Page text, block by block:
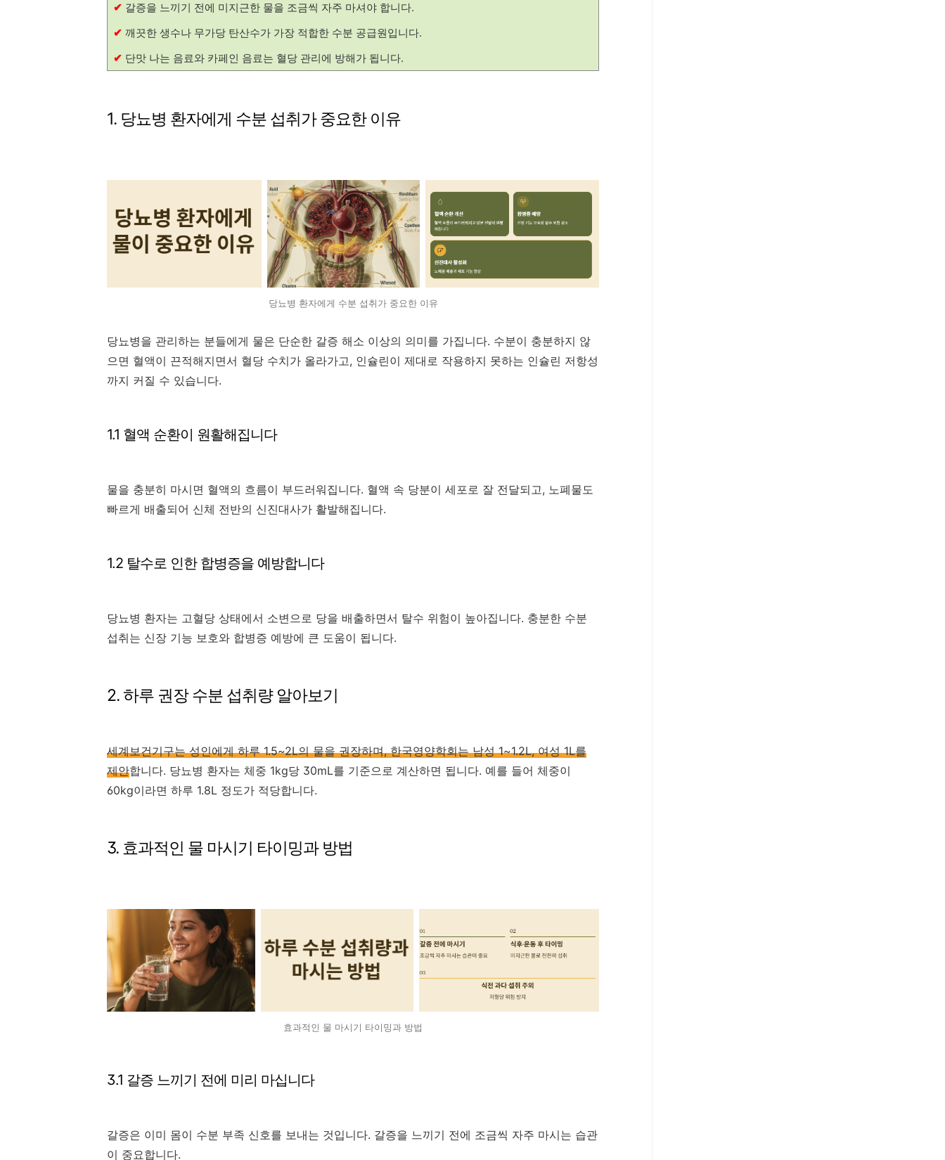
✔ 갈증을 느끼기 전에 미지근한 물을 조금씩 자주 마셔야 합니다.
✔ 깨끗한 생수나 무가당 탄산수가 가장 적합한 수분 공급원입니다.
✔ 단맛 나는 음료와 카페인 음료는 혈당 관리에 방해가 됩니다.
1. 당뇨병 환자에게 수분 섭취가 중요한 이유
당뇨병 환자에게 수분 섭취가 중요한 이유
당뇨병을 관리하는 분들에게 물은 단순한 갈증 해소 이상의 의미를 가집니다. 수분이 충분하지 않
으면 혈액이 끈적해지면서 혈당 수치가 올라가고, 인슐린이 제대로 작용하지 못하는 인슐린 저항성
까지 커질 수 있습니다.
1.1 혈액 순환이 원활해집니다
물을 충분히 마시면 혈액의 흐름이 부드러워집니다. 혈액 속 당분이 세포로 잘 전달되고, 노폐물도
빠르게 배출되어 신체 전반의 신진대사가 활발해집니다.
1.2 탈수로 인한 합병증을 예방합니다
당뇨병 환자는 고혈당 상태에서 소변으로 당을 배출하면서 탈수 위험이 높아집니다. 충분한 수분
섭취는 신장 기능 보호와 합병증 예방에 큰 도움이 됩니다.
2. 하루 권장 수분 섭취량 알아보기
세계보건기구는 성인에게 하루 1.5~2L의 물을 권장하며, 한국영양학회는 남성 1~1.2L, 여성 1L를
제안합니다. 당뇨병 환자는 체중 1kg당 30mL를 기준으로 계산하면 됩니다. 예를 들어 체중이
60kg이라면 하루 1.8L 정도가 적당합니다.
3. 효과적인 물 마시기 타이밍과 방법
효과적인 물 마시기 타이밍과 방법
3.1 갈증 느끼기 전에 미리 마십니다
갈증은 이미 몸이 수분 부족 신호를 보내는 것입니다. 갈증을 느끼기 전에 조금씩 자주 마시는 습관
이 중요합니다.